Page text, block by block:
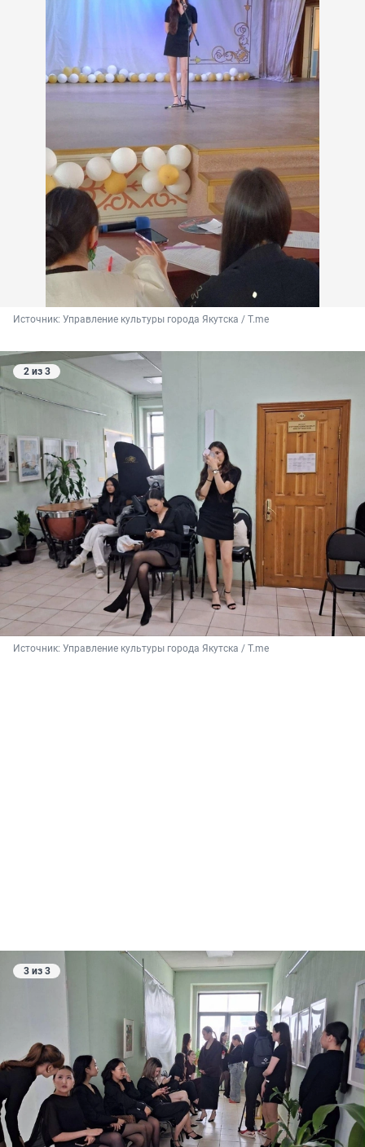
Источник: Управление культуры города Якутска / T.me
2 из 3
Источник: Управление культуры города Якутска / T.me
3 из 3